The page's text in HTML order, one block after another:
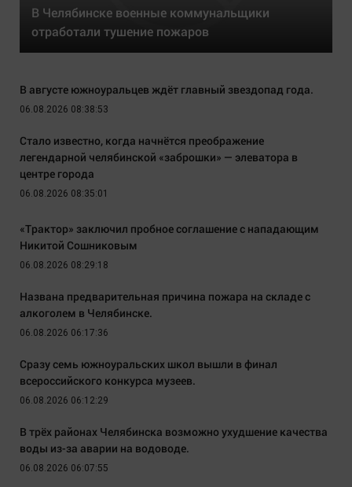
В Челябинске военные коммунальщики
отработали тушение пожаров
В августе южноуральцев ждёт главный звездопад года.
06.08.2026 08:38:53
Стало известно, когда начнётся преображение
легендарной челябинской «заброшки» — элеватора в
центре города
06.08.2026 08:35:01
«Трактор» заключил пробное соглашение с нападающим
Никитой Сошниковым
06.08.2026 08:29:18
Названа предварительная причина пожара на складе с
алкоголем в Челябинске.
06.08.2026 06:17:36
Сразу семь южноуральских школ вышли в финал
всероссийского конкурса музеев.
06.08.2026 06:12:29
В трёх районах Челябинска возможно ухудшение качества
воды из-за аварии на водоводе.
06.08.2026 06:07:55